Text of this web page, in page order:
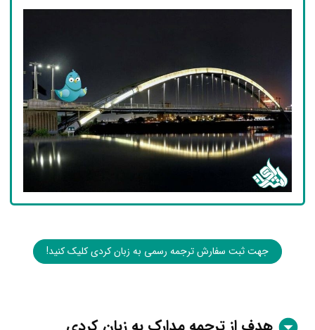
جهت ثبت سفارش ترجمه رسمی به زبان کردی کلیک کنید!